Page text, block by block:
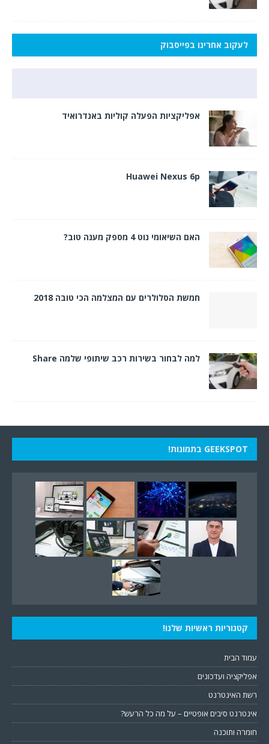
לעקוב אחרינו בפייסבוק
אפליקציות הפעלה קוליות באנדרואיד
Huawei Nexus 6p
האם השיאומי נוט 4 מספק מענה טוב?
חמשת הסלולרים עם המצלמה הכי טובה 2018
למה לבחור בשירות רכב שיתופי שלמה Share
GEEKSPOT בתמונות!
קטגוריות ראשיות שלנו!
עמוד הבית
אפליקציה ועדכונים
רשת האינטרנט
אינטרנט סיבים אופטיים – על מה כל הרעש?
חומרה ותוכנה